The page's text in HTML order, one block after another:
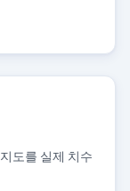
도를 실제 치수